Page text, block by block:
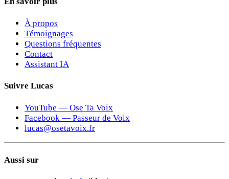
À propos
Témoignages
Questions fréquentes
Contact
Assistant IA
Suivre Lucas
YouTube — Ose Ta Voix
Facebook — Passeur de Voix
lucas@osetavoix.fr
Aussi sur